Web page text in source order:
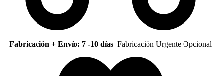
Fabricación + Envío: 7 -10 días Fabricación Urgente Opcional